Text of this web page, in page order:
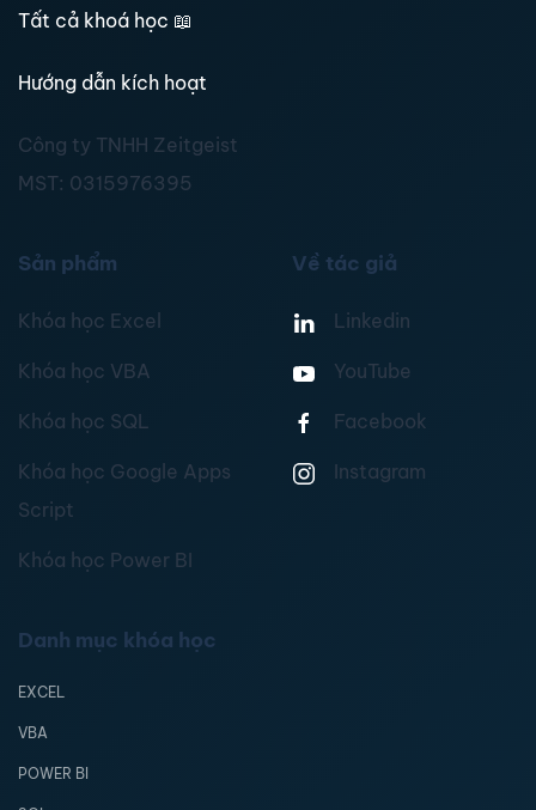
Tất cả khoá học 📖
Hướng dẫn kích hoạt
Công ty TNHH Zeitgeist
MST: 0315976395
Sản phẩm
Khóa học Excel
Khóa học VBA
Khóa học SQL
Khóa học Google Apps
Script
Khóa học Power BI
Về tác giả
Linkedin
YouTube
Facebook
Instagram
Danh mục khóa học
EXCEL
VBA
POWER BI